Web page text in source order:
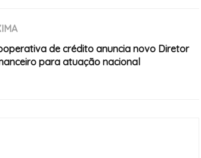
de crédito anuncia novo Diretor
para atuação nacional